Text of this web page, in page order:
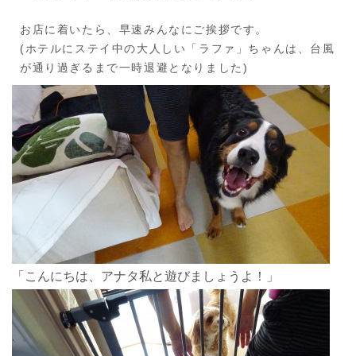
お店に着いたら、早速みんなにご挨拶です。
(ホテルにステイ中の大人しい「ラファ」ちゃんは、台風
が通り過ぎるまで一時退避となりました)
「こんにちは、アナタ私と遊びましょうよ！」